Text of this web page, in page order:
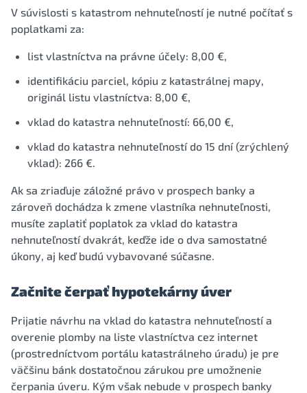
V súvislosti s katastrom nehnuteľností je nutné počítať s
poplatkami za:
list vlastníctva na právne účely: 8,00 €,
identifikáciu parciel, kópiu z katastrálnej mapy,
originál listu vlastníctva: 8,00 €,
vklad do katastra nehnuteľností: 66,00 €,
vklad do katastra nehnuteľností do 15 dní (zrýchlený
vklad): 266 €.
Ak sa zriaďuje záložné právo v prospech banky a
zároveň dochádza k zmene vlastníka nehnuteľnosti,
musíte zaplatiť poplatok za vklad do katastra
nehnuteľností dvakrát, keďže ide o dva samostatné
úkony, aj keď budú vybavované súčasne.
Začnite čerpať hypotekárny úver
Prijatie návrhu na vklad do katastra nehnuteľností a
overenie plomby na liste vlastníctva cez internet
(prostredníctvom portálu katastrálneho úradu) je pre
väčšinu bánk dostatočnou zárukou pre umožnenie
čerpania úveru. Kým však nebude v prospech banky